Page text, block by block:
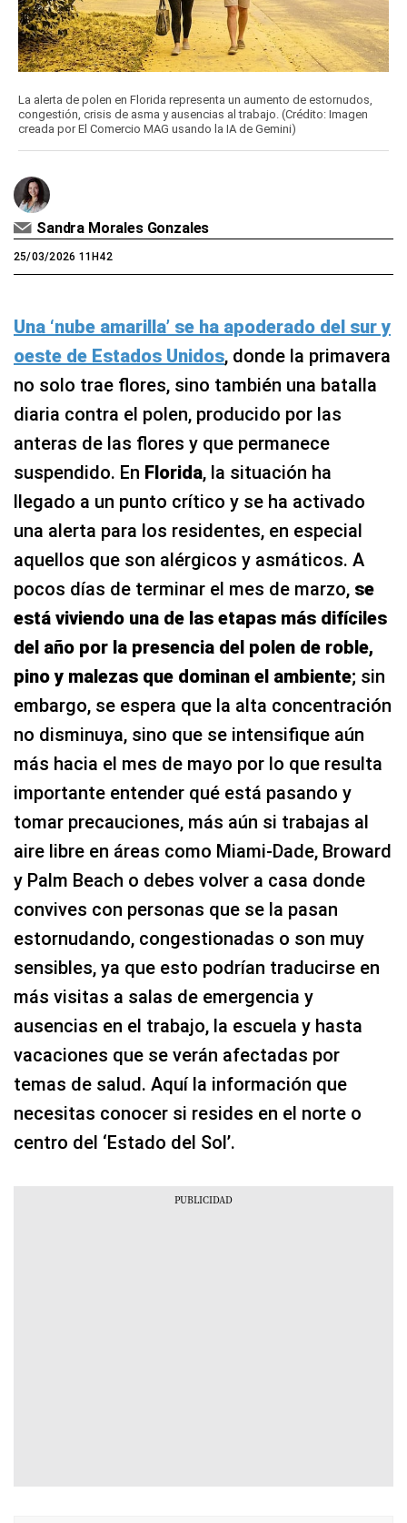
La alerta de polen en Florida representa un aumento de estornudos,
congestión, crisis de asma y ausencias al trabajo. (Crédito: Imagen
creada por El Comercio MAG usando la IA de Gemini)
Sandra Morales Gonzales
25/03/2026 11H42
Una ‘nube amarilla’ se ha apoderado del sur y
oeste de Estados Unidos, donde la primavera
no solo trae flores, sino también una batalla
diaria contra el polen, producido por las
anteras de las flores y que permanece
suspendido. En Florida, la situación ha
llegado a un punto crítico y se ha activado
una alerta para los residentes, en especial
aquellos que son alérgicos y asmáticos. A
pocos días de terminar el mes de marzo, se
está viviendo una de las etapas más difíciles
del año por la presencia del polen de roble,
pino y malezas que dominan el ambiente; sin
embargo, se espera que la alta concentración
no disminuya, sino que se intensifique aún
más hacia el mes de mayo por lo que resulta
importante entender qué está pasando y
tomar precauciones, más aún si trabajas al
aire libre en áreas como Miami-Dade, Broward
y Palm Beach o debes volver a casa donde
convives con personas que se la pasan
estornudando, congestionadas o son muy
sensibles, ya que esto podrían traducirse en
más visitas a salas de emergencia y
ausencias en el trabajo, la escuela y hasta
vacaciones que se verán afectadas por
temas de salud. Aquí la información que
necesitas conocer si resides en el norte o
centro del ‘Estado del Sol’.